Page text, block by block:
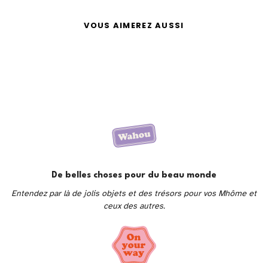
VOUS AIMEREZ AUSSI
De belles choses pour du beau monde
Entendez par là de jolis objets et des trésors pour vos Mhôme et
ceux des autres.